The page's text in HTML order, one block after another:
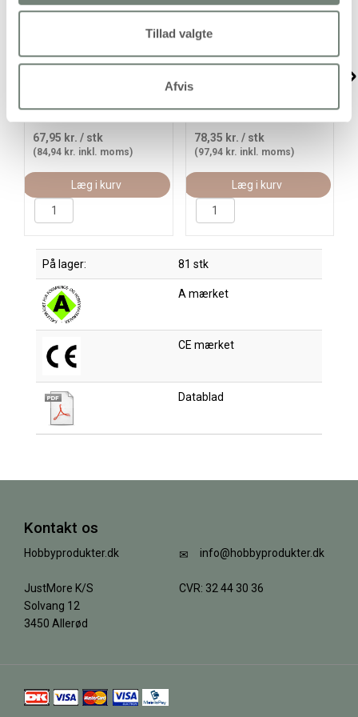
Tillad valgte
Afvis
Akrylmaling Blank, hvid,
67,95 kr. / stk
(84,94 kr. inkl. moms)
Læg i kurv
Akrylmaling Neon, neon
78,35 kr. / stk
(97,94 kr. inkl. moms)
Læg i kurv
På lager: 81 stk
A mærket
CE mærket
Datablad
Kontakt os
Hobbyprodukter.dk
JustMore K/S
Solvang 12
3450 Allerød
info@hobbyprodukter.dk
CVR: 32 44 30 36